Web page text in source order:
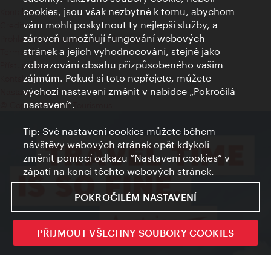
Kontakty
Credits
Prohlášení o ochraně osobních údajů
Terms of Use
Přístupnost
Kontakt pro tisk
Nastavení cookies
© Copyright Wien Tourismus
cookies, jsou však nezbytné k tomu, abychom
vám mohli poskytnout ty nejlepší služby, a
zároveň umožňují fungování webových
stránek a jejich vyhodnocování, stejně jako
zobrazování obsahu přizpůsobeného vašim
zájmům. Pokud si toto nepřejete, můžete
výchozí nastavení změnit v nabídce „Pokročilá
nastavení“.
Tip: Své nastavení cookies můžete během
návštěvy webových stránek opět kdykoli
změnit pomocí odkazu “Nastavení cookies” v
zápatí na konci těchto webových stránek.
POKROČILÉM NASTAVENÍ
PŘIJMOUT VŠECHNY SOUBORY COOKIES